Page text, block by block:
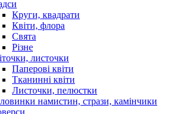
Круги, квадрати
Квіти, флора
Свята
Різне
листочки
Паперові квіти
Тканинні квіти
Листочки, пелюстки
намистин, стрази, камінчики